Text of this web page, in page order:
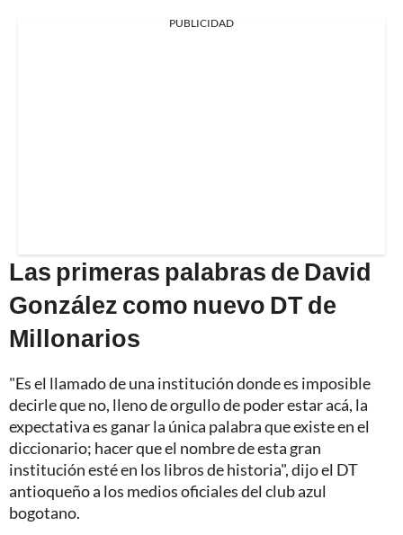
PUBLICIDAD
Las primeras palabras de David
González como nuevo DT de
Millonarios
"Es el llamado de una institución donde es imposible
decirle que no, lleno de orgullo de poder estar acá, la
expectativa es ganar la única palabra que existe en el
diccionario; hacer que el nombre de esta gran
institución esté en los libros de historia", dijo el DT
antioqueño a los medios oficiales del club azul
bogotano.